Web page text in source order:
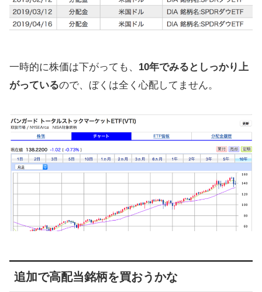
一時的に株価は下がっても、 10年でみるとしっかり上
がっているので、ぼくは全く心配してません。
追加で高配当銘柄を買おうかな